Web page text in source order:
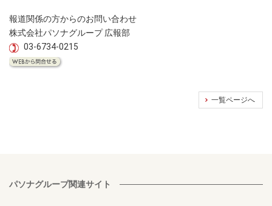
報道関係の方からのお問い合わせ
株式会社パソナグループ 広報部
03-6734-0215
一覧ページへ
パソナグループ関連サイト